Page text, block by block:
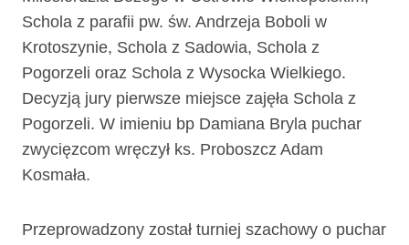
Schola z parafii pw. św. Andrzeja Boboli w
Krotoszynie, Schola z Sadowia, Schola z
Pogorzeli oraz Schola z Wysocka Wielkiego.
Decyzją jury pierwsze miejsce zajęła Schola z
Pogorzeli. W imieniu bp Damiana Bryla puchar
zwycięzcom wręczył ks. Proboszcz Adam
Kosmała.
Przeprowadzony został turniej szachowy o puchar